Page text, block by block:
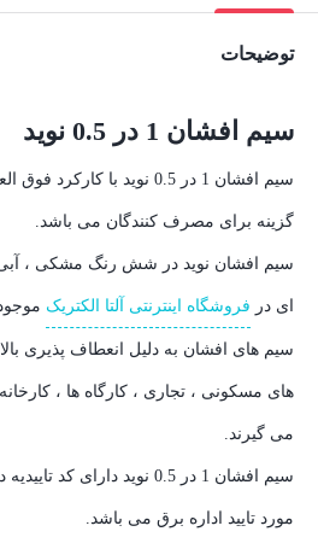
توضیحات
سیم افشان 1 در 0.5 نوید
سیم افشان 1 در 0.5 نوید با
گزینه برای مصرف کنندگان می باشد.
سیم افشان نوید در شش رنگ مشکی ، آبی
ای در فروشگاه اینترنتی آلتا الکتریک
سیم های افشان به دلیل انعطاف پذیری
های مسکونی ، تجاری ، کارگاه ها ،
می گیرند.
سیم افشان 1 در 0.5 نوید
مورد تایید اداره برق می باشد.